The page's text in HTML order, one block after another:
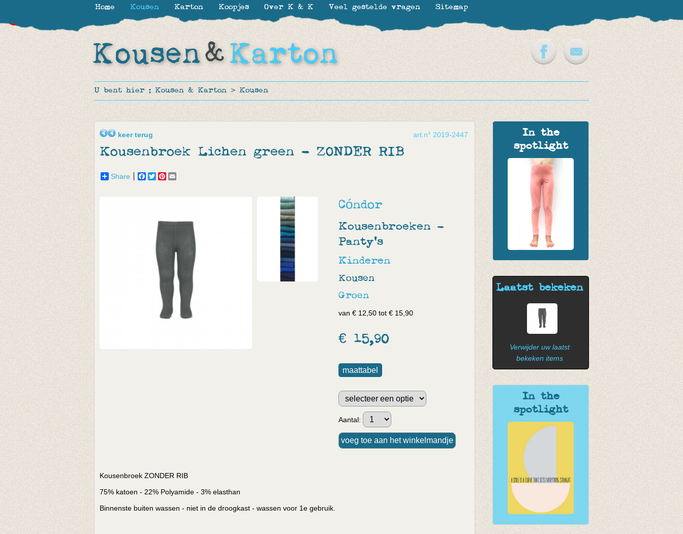
U bent hier : Kousen & Karton > Kousen
In the
spotlight
Laatst bekeken
Verwijder uw laatst
bekeken items
In the
spotlight
art.n° 2019-2447
keer terug
Kousenbroek Lichen green - ZONDER RIB
Share Facebook
TwitterPinterest
Cóndor
Kousenbroeken -
Panty's
Kinderen
Kousen
Groen
van € 12,50 tot € 15,90
€ 15,90
maattabel
Aantal:
Kousenbroek ZONDER RIB
75% katoen - 22% Polyamide - 3% elasthan
Binnenste buiten wassen - niet in de droogkast - wassen voor 1e gebruik.
Home Kousen Karton Koopjes Over K & K Veel gestelde vragen Sitemap